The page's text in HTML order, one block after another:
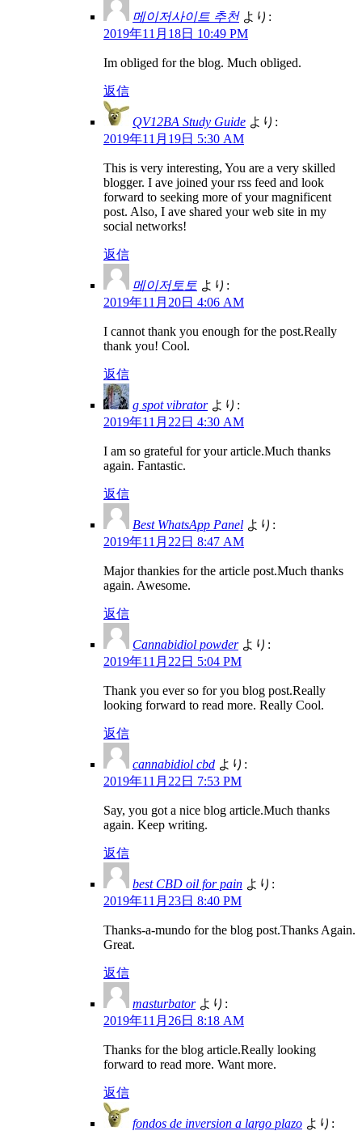
메이저사이트 추천 より:
2019年11月18日 10:49 PM
Im obliged for the blog. Much obliged.
返信
QV12BA Study Guide より:
2019年11月19日 5:30 AM
This is very interesting, You are a very skilled
blogger. I ave joined your rss feed and look
forward to seeking more of your magnificent
post. Also, I ave shared your web site in my
social networks!
返信
메이저토토 より:
2019年11月20日 4:06 AM
I cannot thank you enough for the post.Really
thank you! Cool.
返信
g spot vibrator より:
2019年11月22日 4:30 AM
I am so grateful for your article.Much thanks
again. Fantastic.
返信
Best WhatsApp Panel より:
2019年11月22日 8:47 AM
Major thankies for the article post.Much thanks
again. Awesome.
返信
Cannabidiol powder より:
2019年11月22日 5:04 PM
Thank you ever so for you blog post.Really
looking forward to read more. Really Cool.
返信
cannabidiol cbd より:
2019年11月22日 7:53 PM
Say, you got a nice blog article.Much thanks
again. Keep writing.
返信
best CBD oil for pain より:
2019年11月23日 8:40 PM
Thanks-a-mundo for the blog post.Thanks Again.
Great.
返信
masturbator より:
2019年11月26日 8:18 AM
Thanks for the blog article.Really looking
forward to read more. Want more.
返信
fondos de inversion a largo plazo より: